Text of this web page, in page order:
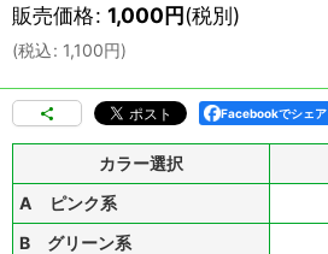
販売価格: 1,000円(税別)
(税込: 1,100円)
Facebookでシェア
カラー選択
A ピンク系
B グリーン系